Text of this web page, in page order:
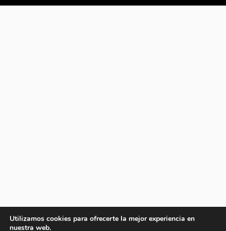
Utilizamos cookies para ofrecerte la mejor experiencia en
nuestra web.